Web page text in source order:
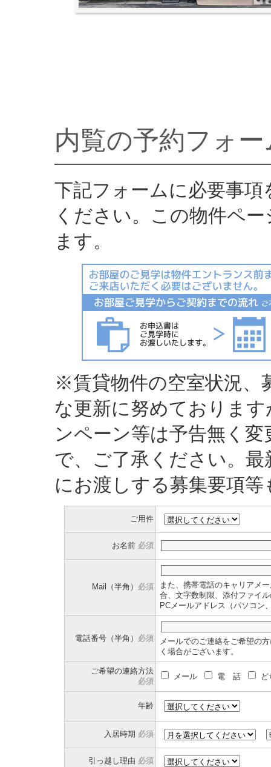
内覧の予約フォー
下記フォームに必要事
ください。この物件ペ
ます。
※賃貸物件の空室状況、
な更新に努めておりま
ンペーン等は予告無く
で、ご了承ください。
にお渡しする募集要項
ご用件
お名前 必須
Mail（半角） 必須
また、携帯電話のキャリアメ
合、文字数制限、添付ファイ
PCメールアドレス（パソコン
電話番号（半角） 必須
メールでのご連絡をご希望の
く場合がございます。
ご希望の連絡方法
必須
メール 電 話 ど
年齢
入居時期 必須
引っ越し理由 必須